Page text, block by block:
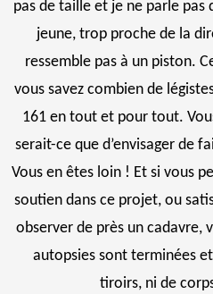
pas de taille et je ne parle pas
jeune, trop proche de la
ressemble pas à un piston.
vous savez combien de
161 en tout et pour tout.
serait-ce que d’envisager de
Vous en êtes loin ! Et si vous
soutien dans ce projet, ou
observer de près un cadavre,
autopsies sont terminées
tiroirs, ni de